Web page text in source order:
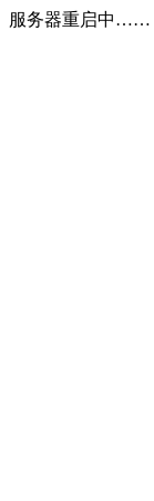
服务器重启中……